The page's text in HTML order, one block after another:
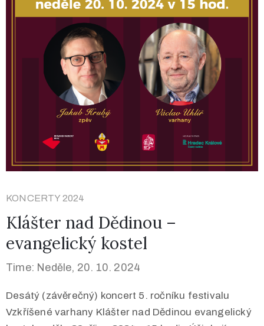
KONCERTY 2024
Klášter nad Dědinou –
evangelický kostel
Time: Neděle, 20. 10. 2024
Desátý (závěrečný) koncert 5. ročníku festivalu
Vzkříšené varhany Klášter nad Dědinou evangelický